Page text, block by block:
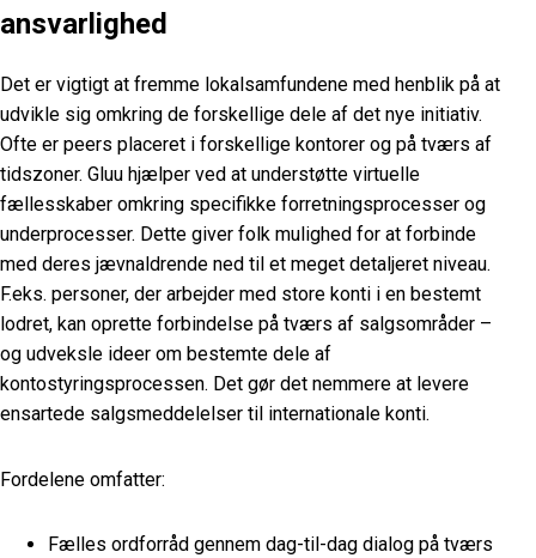
ansvarlighed
Det er vigtigt at fremme lokalsamfundene med henblik på at
udvikle sig omkring de forskellige dele af det nye initiativ.
Ofte er peers placeret i forskellige kontorer og på tværs af
tidszoner. Gluu hjælper ved at understøtte virtuelle
fællesskaber omkring specifikke forretningsprocesser og
underprocesser. Dette giver folk mulighed for at forbinde
med deres jævnaldrende ned til et meget detaljeret niveau.
F.eks. personer, der arbejder med store konti i en bestemt
lodret, kan oprette forbindelse på tværs af salgsområder –
og udveksle ideer om bestemte dele af
kontostyringsprocessen. Det gør det nemmere at levere
ensartede salgsmeddelelser til internationale konti.
Fordelene omfatter:
Fælles ordforråd gennem dag-til-dag dialog på tværs